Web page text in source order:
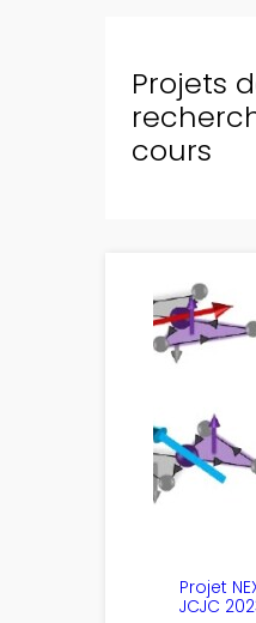
Projets
cours
Projet
JCJC